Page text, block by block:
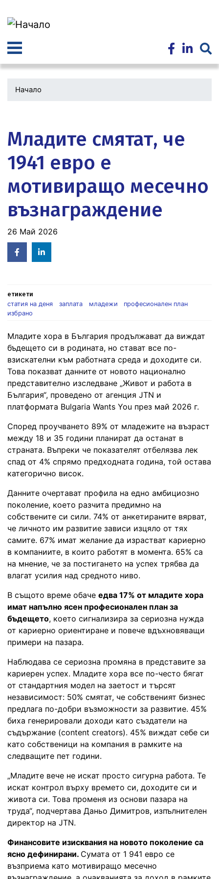
Начало
Младите смятат, че
1941 евро е
мотивиращо месечно
възнаграждение
26 Май 2026
Facebook
in
етикети
статия на деня
заплата младежи
професионален план
избрано
Младите хора в България продължават да виждат
бъдещето си в родината, но стават все по-
взискателни към работната среда и доходите си.
Това показват данните от новото национално
представително изследване „Живот и работа в
България“, проведено от агенция JTN и
платформата Bulgaria Wants You през май 2026 г.
Според проучването 89% от младежите на възраст
между 18 и 35 години планират да останат в
страната. Въпреки че показателят отбелязва лек
спад от 4% спрямо предходната година, той остава
категорично висок.
Данните очертават профила на едно амбициозно
поколение, което разчита предимно на
собствените си сили. 74% от анкетираните вярват,
че личното им развитие зависи изцяло от тях
самите. 67% имат желание да израстват кариерно
в компаниите, в които работят в момента. 65% са
на мнение, че за постигането на успех трябва да
влагат усилия над средното ниво.
В същото време обаче едва 17% от младите хора
имат напълно ясен професионален план за
бъдещето, което сигнализира за сериозна нужда
от кариерно ориентиране и повече вдъхновяващи
примери на пазара.
Наблюдава се сериозна промяна в представите за
кариерен успех. Младите хора все по-често бягат
от стандартния модел на заетост и търсят
независимост: 50% смятат, че собственият бизнес
предлага по-добри възможности за развитие. 45%
биха генерировали доходи като създатели на
съдържание (content creators). 45% виждат себе си
като собственици на компания в рамките на
следващите пет години.
„Младите вече не искат просто сигурна работа. Те
искат контрол върху времето си, доходите си и
живота си. Това променя из основи пазара на
труда“, подчертава Даньо Димитров, изпълнителен
директор на JTN.
Финансовите изисквания на новото поколение са
ясно дефинирани. Сумата от 1 941 евро се
възприема като мотивиращо месечно